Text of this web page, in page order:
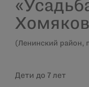
(Ленинский район,
Дети до 7 лет